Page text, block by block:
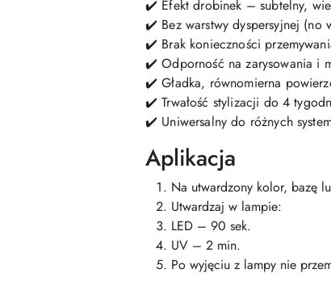
✔️ Efekt drobinek – subtelny,
✔️ Bez warstwy dyspersyjnej (no
✔️ Brak konieczności
✔️ Odporność na zarysowania i
✔️ Gładka, równomierna
✔️ Trwałość stylizacji do 4
✔️ Uniwersalny do różnych
Aplikacja
Na utwardzony kolor, bazę
Utwardzaj w lampie:
LED – 90 sek.
UV – 2 min.
Po wyjęciu z lampy nie